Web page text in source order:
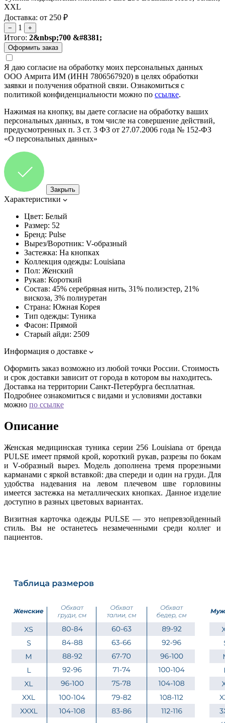
XXL
Доставка: от 250 ₽
− 1 +
Итого: 2&nbsp;700 &#8381;
Я даю согласие на обработку моих персональных данных
ООО Амрита ИМ (ИНН 7806567920) в целях обработки
заявки и получения обратной связи. Ознакомиться с
политикой конфиденциальности можно по ссылке.
Нажимая на кнопку, вы даете согласие на обработку ваших
персональных данных, в том числе на совершение действий,
предусмотренных п. 3 ст. 3 ФЗ от 27.07.2006 года № 152-ФЗ
«О персональных данных»
Закрыть
Характеристики
Цвет: Белый
Размер: 52
Бренд: Pulse
Вырез/Воротник: V-образный
Застежка: На кнопках
Коллекция одежды: Louisiana
Пол: Женский
Рукав: Короткий
Состав: 45% серебряная нить, 31% полиэстер, 21%
вискоза, 3% полиуретан
Страна: Южная Корея
Тип одежды: Туника
Фасон: Прямой
Старый айди: 2509
Информация о доставке
Оформить заказ возможно из любой точки России. Стоимость
и срок доставки зависит от города в котором вы находитесь.
Доставка на территории Санкт-Петербурга бесплатная.
Подробнее ознакомиться с видами и условиями доставки
можно по ссылке
Описание
Женская медицинская туника серии 256 Louisiana от бренда
PULSE имеет прямой крой, короткий рукав, разрезы по бокам
и V-образный вырез. Модель дополнена тремя прорезными
карманами с яркой вставкой: два спереди и один на груди. Для
удобства надевания на левом плечевом шве горловины
имеется застежка на металлических кнопках. Данное изделие
доступно в разных цветовых вариантах.
Визитная карточка одежды PULSE — это непревзойденный
стиль. Вы не останетесь незамеченными среди коллег и
пациентов.